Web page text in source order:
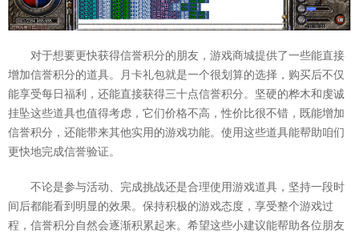
对于想要更快获得信誉积分的朋友，游戏商城提供了一些能直接
增加信誉积分的道具。月卡礼包就是一个很划算的选择，购买后不仅
能享受每日福利，还能直接获得三十点信誉积分。坚硬的桦木和虔诚
挂坠这些道具也值得考虑，它们价格不高，性价比很不错，既能增加
信誉积分，还能带来其他实用的游戏功能。使用这些道具能帮助咱们
更快地完成信誉验证。
不论是参与活动、完成挑战还是合理使用游戏道具，坚持一段时
间后都能看到明显的效果。保持积极的游戏态度，享受整个游戏过
程，信誉积分自然会逐渐积累起来。希望这些小建议能帮助各位朋友